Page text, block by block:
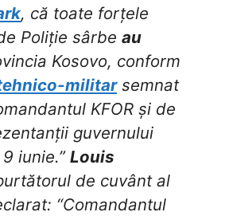
, că toate forțele
Poliție sârbe au
Kosovo, conform
militarsemnat
KFOR și de
guvernului
iunie.” Louis
de cuvânt al
“Comandantul